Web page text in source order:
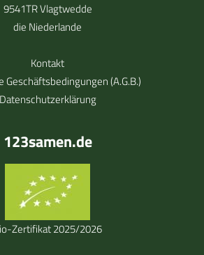
9541TR Vlagtwedde
die Niederlande
Kontakt
Geschäftsbedingungen (A.G.B.)
Datenschutzerklärung
123samen.de
Zertifikat 2025/2026